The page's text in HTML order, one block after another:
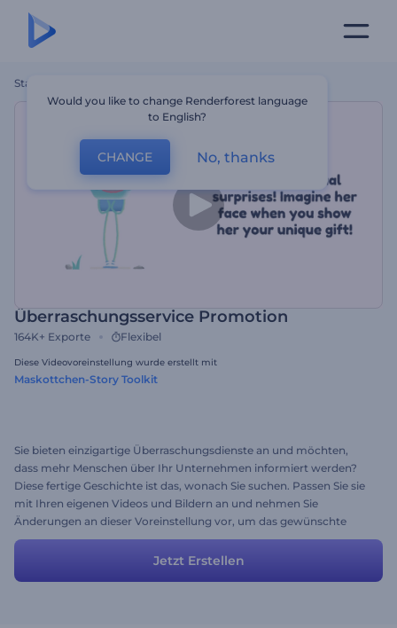
Startseite
Überraschungsservice Promotion
164K+ Exporte Flexibel
Diese Videovoreinstellung wurde erstellt mit
Maskottchen-Story Toolkit
Sie bieten einzigartige Überraschungsdienste an und möchten,
dass mehr Menschen über Ihr Unternehmen informiert werden?
Diese fertige Geschichte ist das, wonach Sie suchen. Passen Sie sie
mit Ihren eigenen Videos und Bildern an und nehmen Sie
Änderungen an dieser Voreinstellung vor, um das gewünschte
Ergebnis zu erzielen. Sie können Szenen hinzufügen oder löschen,
Texte und Farben anpassen und die Übergangsstile auswählen.
Nutzen Sie diese spannende Geschichte jetzt und gewinnen Sie
Jetzt Erstellen
Would you like to change Renderforest language
to English?
CHANGE No, thanks